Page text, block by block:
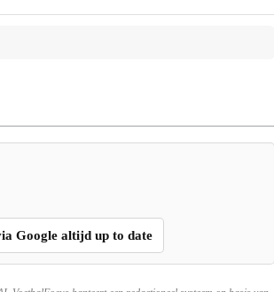
Google altijd up to date